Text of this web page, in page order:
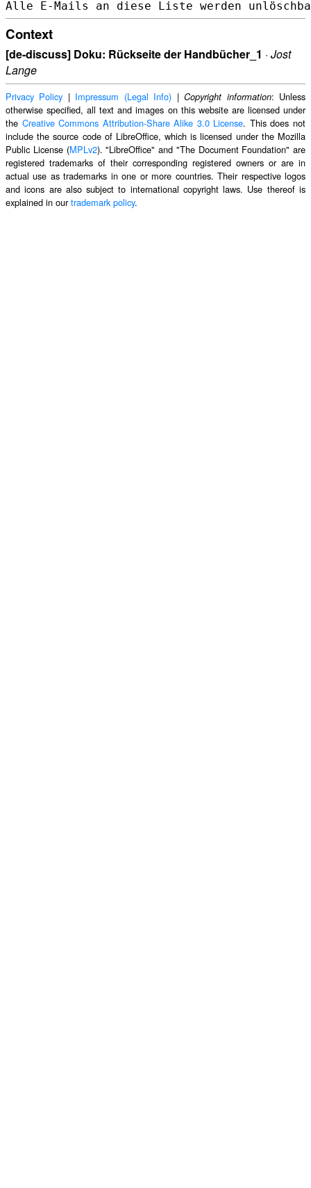
Context
[de-discuss] Doku: Rückseite der Handbücher_1 · Jost
Lange
Privacy Policy | Impressum (Legal Info) |Copyright information: Unless
otherwise specified, all text and images on this website are licensed under
the Creative Commons Attribution-Share Alike 3.0 License. This does not
include the source code of LibreOffice, which is licensed under the Mozilla
Public License (MPLv2). "LibreOffice" and "The Document Foundation" are
registered trademarks of their corresponding registered owners or are in
actual use as trademarks in one or more countries. Their respective logos
and icons are also subject to international copyright laws. Use thereof is
explained in ourtrademark policy.